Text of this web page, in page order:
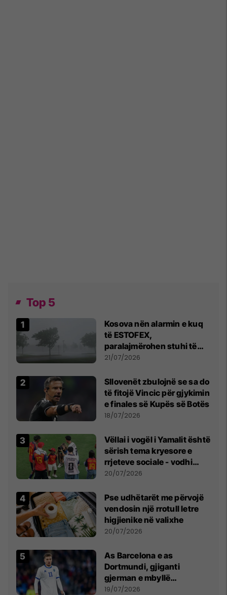
Top 5
Kosova nën alarmin e kuq
të ESTOFEX,
paralajmërohen stuhi të
fuqishme me breshër dhe
21/07/2026
Sllovenët zbulojnë se sa do
të fitojë Vincic për gjykimin
e finales së Kupës së Botës
18/07/2026
Vëllai i vogël i Yamalit është
sërish tema kryesore e
rrjeteve sociale - vodhi
vëmendjen pas finales së
20/07/2026
Pse udhëtarët me përvojë
vendosin një rrotull letre
higjienike në valixhe
20/07/2026
As Barcelona e as
Dortmundi, gjiganti
gjerman e mbyllë
marrëveshjen për Fisnik
19/07/2026